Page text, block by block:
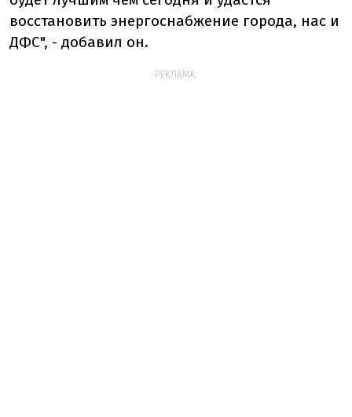
восстановить энергоснабжение города, нас и
ДФС", - добавил он.
РЕКЛАМА: